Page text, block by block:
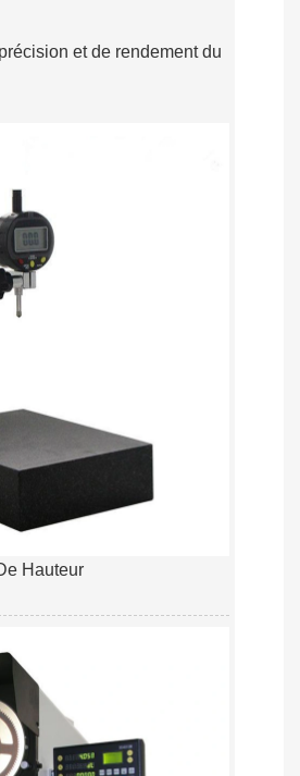
et de rendement du
Hauteur